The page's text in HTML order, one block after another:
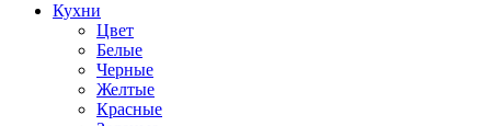
Кухни
Цвет
Белые
Черные
Желтые
Красные